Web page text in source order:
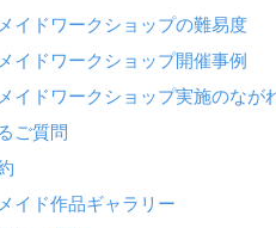
イドワークショップの難易度
イドワークショップ開催事例
イドワークショップ実施のなが
ご質問
イド作品ギャラリー